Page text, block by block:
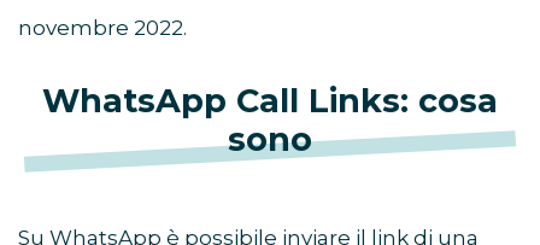
novembre 2022.
WhatsApp Call Links: cosa
sono
Su WhatsApp è possibile inviare il link di una